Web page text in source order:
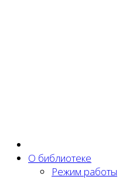
О библиотеке
Режим работы